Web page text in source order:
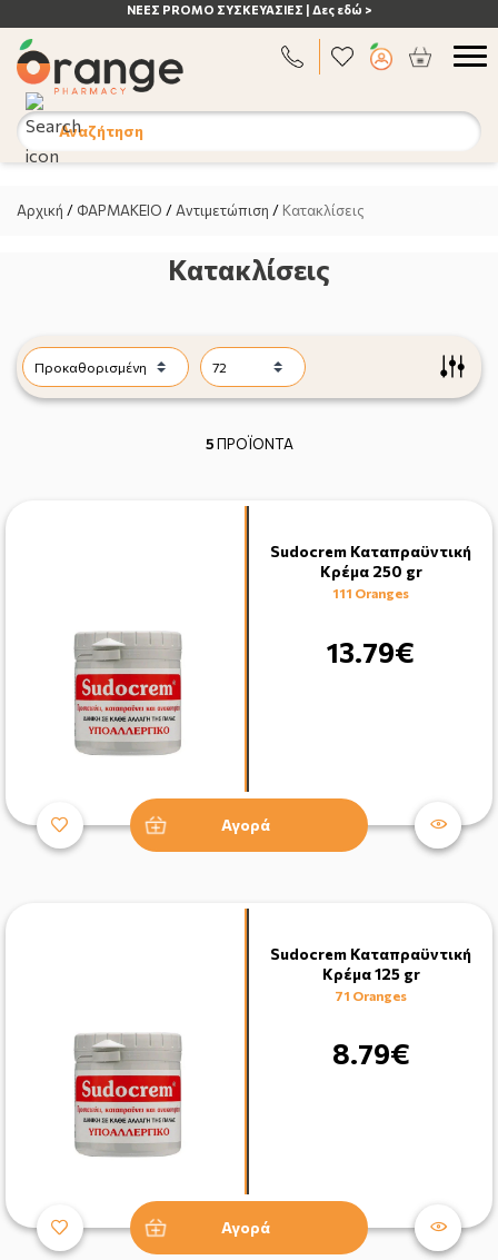
ΑΝΟΣΟΠΟΙΗΤΙΚΟ | Δες εδώ >
Αναζήτηση
Αρχική / ΦΑΡΜΑΚΕΙΟ / Αντιμετώπιση / Κατακλίσεις
Κατακλίσεις
5ΠΡΟΪΟΝΤΑ
Sudocrem Καταπραϋντική
Κρέμα 250 gr
111 Oranges
13.79€
Αγορά
Sudocrem Καταπραϋντική
Κρέμα 125 gr
71 Oranges
8.79€
Αγορά